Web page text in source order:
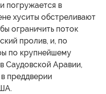
погружается в
хуситы обстреливают
ограничить поток
пролив, и, по
по крупнейшему
Саудовской Аравии,
преддверии